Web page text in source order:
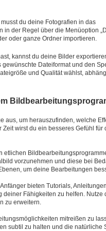
du deine Fotografien in das
der Regel über die Menüoption
oder ganze Ordner importieren.
kannst du deine Bilder
gewünschte Dateiformat und den
und Qualität wählst,
aus, um herauszufinden, welche
wirst du ein besseres Gefühl für
etlichen
vorzunehmen und diese bei
um deine Bearbeitungen
bieten Tutorials,
deiner Fähigkeiten zu helfen. Nutze
zu erweitern.
mitreißen zu
subtil zu halten und die natürliche